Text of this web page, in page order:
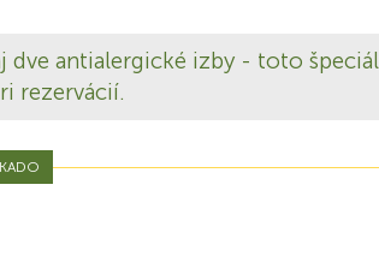
dve antialergické izby - toto
rezervácií.